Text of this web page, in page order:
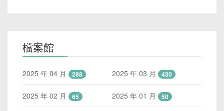
檔案館
2025 年 04 月 288 2025 年 03 月 430
2025 年 02 月 65 2025 年 01 月 50